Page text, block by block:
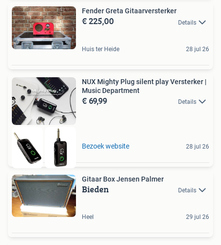
Fender Greta Gitaarversterker
€ 225,00 Details
Huis ter Heide 28 jul 26
NUX Mighty Plug silent play Versterker |
Music Department
€ 69,99 Details
Bezoek website 28 jul 26
Gitaar Box Jensen Palmer
Bieden Details
Heel 29 jul 26